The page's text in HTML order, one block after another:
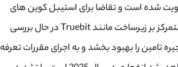
شده است و تقاضا برای استیبل کوین های
ثابت یورو مانند EURC Circle را افزایش می دهد، پروژه های متمرکز بر زیرساخت مانند Truebit در حال بررسی
را بهبود بخشد و به اجرای مقررات تعرفه